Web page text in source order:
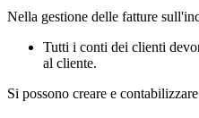
Nella gestione delle fatture
Tutti i conti dei clienti
al cliente.
Si possono creare e